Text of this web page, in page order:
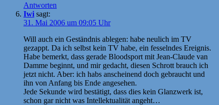
Antworten
Iwi sagt:
31. Mai 2006 um 09:05 Uhr
Will auch ein Geständnis ablegen: habe neulich im TV
gezappt. Da ich selbst kein TV habe, ein fesselndes Ereignis.
Habe bemerkt, dass gerade Bloodsport mit Jean-Claude van
Damme beginnt, und mir gedacht, diesen Schrott brauch ich
jetzt nicht. Aber: ich habs anscheinend doch gebraucht und
ihn von Anfang bis Ende angesehen.
Jede Sekunde wird bestätigt, dass dies kein Glanzwerk ist,
schon gar nicht was Intellektualität angeht…